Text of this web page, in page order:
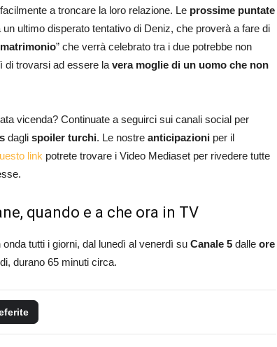
a troncare la loro relazione. Le prossime puntate
ultimo disperato tentativo di Deniz, che proverà a fare di
” che verrà celebrato tra i due potrebbe non
di trovarsi ad essere la vera moglie di un uomo che non
vicenda? Continuate a seguirci sui canali social per
dagli spoiler turchi. Le nostre anticipazioni per il
link potrete trovare i Video Mediaset per rivedere tutte
quando e a che ora in TV
tutti i giorni, dal lunedì al venerdì su Canale 5 dalle ore
durano 65 minuti circa.